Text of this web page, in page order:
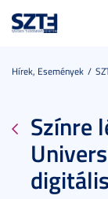
Hírek, Események
Színre